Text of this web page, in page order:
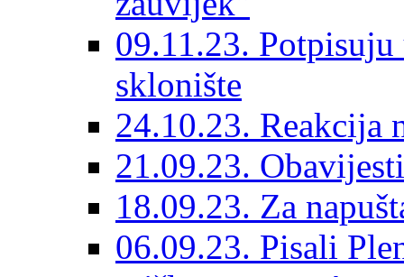
09.11.23. Potpisuju
sklonište
24.10.23. Reakcija
21.09.23.
18.09.23. Za
06.09.23. Pisali